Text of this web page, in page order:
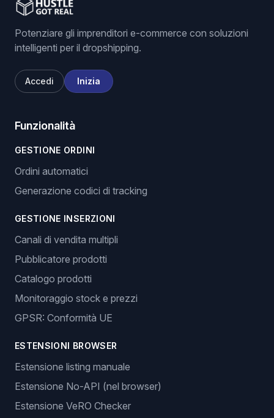
Potenziare gli imprenditori e-commerce con soluzioni
intelligenti per il dropshipping.
Accedi Inizia
Funzionalità
GESTIONE ORDINI
Ordini automatici
Generazione codici di tracking
GESTIONE INSERZIONI
Canali di vendita multipli
Pubblicatore prodotti
Catalogo prodotti
Monitoraggio stock e prezzi
GPSR: Conformità UE
ESTENSIONI BROWSER
Estensione listing manuale
Estensione No-API (nel browser)
Estensione VeRO Checker